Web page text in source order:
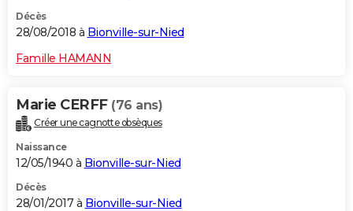
Décès
28/08/2018 à Bionville-sur-Nied
Famille HAMANN
Marie CERFF (76 ans)
Créer une cagnotte obsèques
Naissance
12/05/1940 à Bionville-sur-Nied
Décès
28/01/2017 à Bionville-sur-Nied